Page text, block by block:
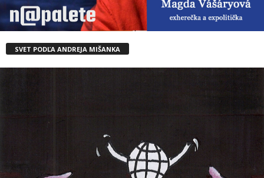
SVET PODĽA ANDREJA MIŠANKA